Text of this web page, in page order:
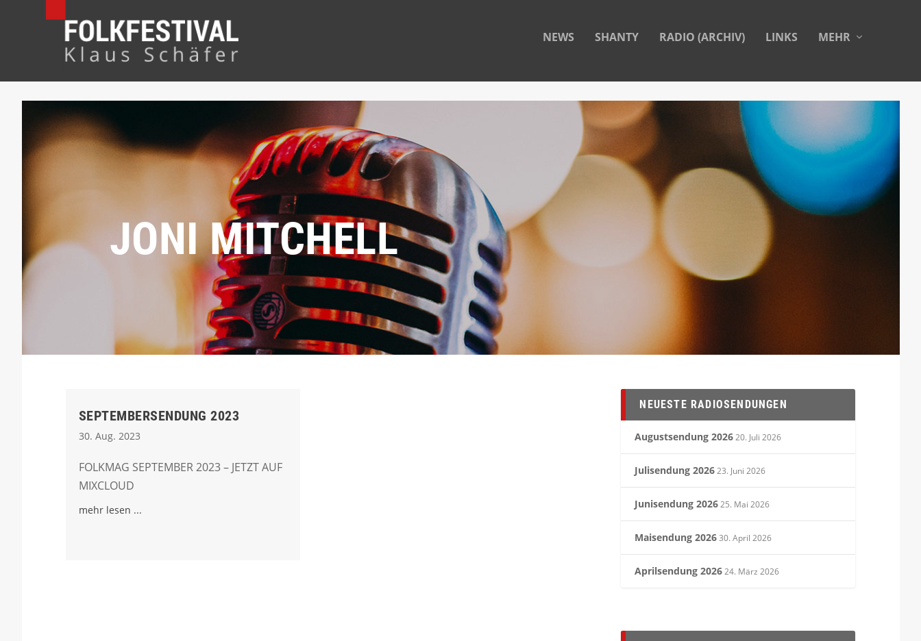
NEWS SHANTY RADIO (ARCHIV) LINKS MEHR
JONI MITCHELL
SEPTEMBERSENDUNG 2023
30. Aug. 2023
FOLKMAG SEPTEMBER 2023 – JETZT AUF
MIXCLOUD
mehr lesen
NEUESTE RADIOSENDUNGEN
Augustsendung 2026 20. Juli 2026
Julisendung 2026 23. Juni 2026
Junisendung 2026 25. Mai 2026
Maisendung 2026 30. April 2026
Aprilsendung 2026 24. März 2026